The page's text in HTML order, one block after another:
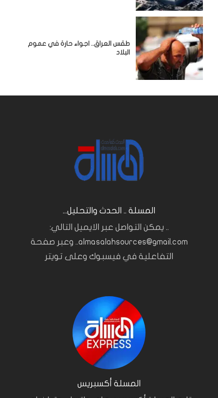
طقس العراق.. اجواء حارة في عموم
البلاد
المسلة .. الحدث والتحليل...
.. يمكن التواصل عبر الايميل التالي:
almasalahsources@gmail.com.. وعبر صفحة
التفاعلية في فيسبوك وعلى تويتر
المسلة أكسبريس